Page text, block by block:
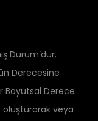
Durum’dur.
Derecesine
Boyutsal Derece
oluşturarak veya